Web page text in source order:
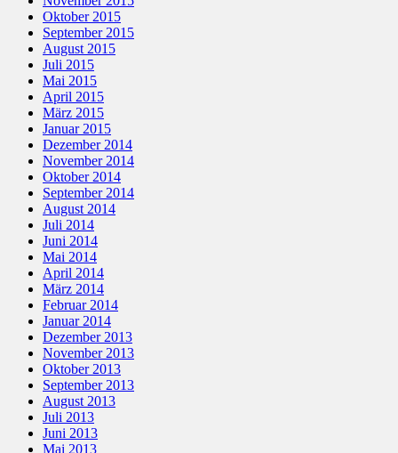
Oktober 2015
September 2015
August 2015
Juli 2015
Mai 2015
April 2015
März 2015
Januar 2015
Dezember 2014
November 2014
Oktober 2014
September 2014
August 2014
Juli 2014
Juni 2014
Mai 2014
April 2014
März 2014
Februar 2014
Januar 2014
Dezember 2013
November 2013
Oktober 2013
September 2013
August 2013
Juli 2013
Juni 2013
Mai 2013